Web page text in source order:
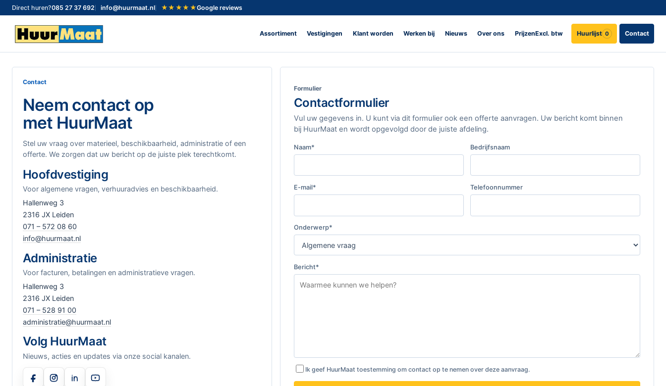
Direct huren?085 27 37 692 info@huurmaat.nl ★★★★★Google reviews
Assortiment Vestigingen Klant worden Werken bij Nieuws Over ons PrijzenExcl. btw Huurlijst 0 Contact
Contact
Neem contact op
met HuurMaat
Stel uw vraag over materieel, beschikbaarheid, administratie of een
offerte. We zorgen dat uw bericht op de juiste plek terechtkomt.
Hoofdvestiging
Voor algemene vragen, verhuuradvies en beschikbaarheid.
Hallenweg 3
2316 JX Leiden
071 – 572 08 60
info@huurmaat.nl
Administratie
Voor facturen, betalingen en administratieve vragen.
Hallenweg 3
2316 JX Leiden
071 – 528 91 00
administratie@huurmaat.nl
Volg HuurMaat
Nieuws, acties en updates via onze social kanalen.
FacebookInstagramLinkedInYouTube
Formulier
Contactformulier
Vul uw gegevens in. U kunt via dit formulier ook een offerte aanvragen. Uw bericht komt binnen
bij HuurMaat en wordt opgevolgd door de juiste afdeling.
Laat dit veld leeg
Naam* Bedrijfsnaam
E-mail* Telefoonnummer
Onderwerp*
Bericht*
Ik geef HuurMaat toestemming om contact op te nemen over deze aanvraag.